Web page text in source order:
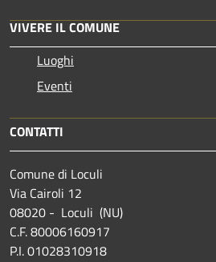
VIVERE IL COMUNE
Luoghi
Eventi
CONTATTI
Comune di Loculi
Via Cairoli 12
08020 - Loculi (NU)
C.F. 80006160917
P.I. 01028310918